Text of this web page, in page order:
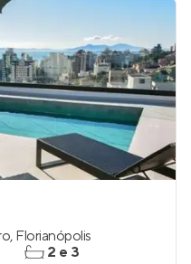
, Florianópolis
2 e 3